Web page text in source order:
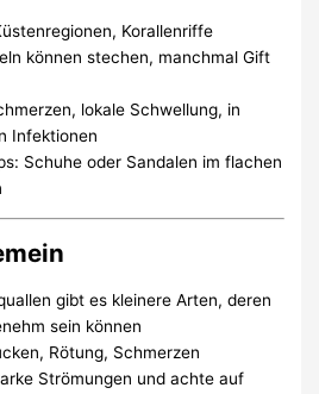
Korallenriffe
können stechen, manchmal Gift
lokale Schwellung, in
Infektionen
Schuhe oder Sandalen im flachen
gibt es kleinere Arten, deren
sein können
Rötung, Schmerzen
Strömungen und achte auf